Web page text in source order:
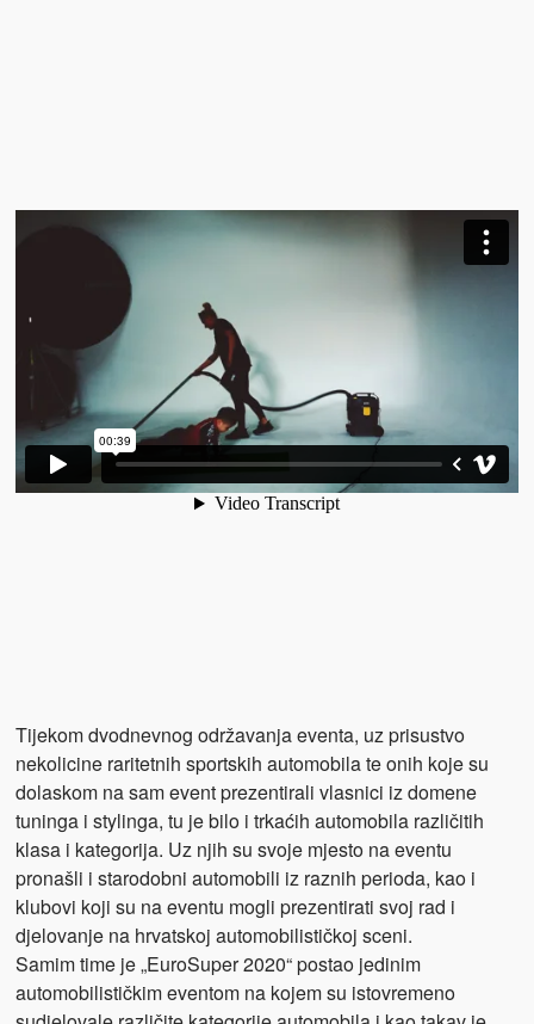
Tijekom dvodnevnog održavanja eventa, uz prisustvo
nekolicine raritetnih sportskih automobila te onih koje su
dolaskom na sam event prezentirali vlasnici iz domene
tuninga i stylinga, tu je bilo i trkaćih automobila različitih
klasa i kategorija. Uz njih su svoje mjesto na eventu
pronašli i starodobni automobili iz raznih perioda, kao i
klubovi koji su na eventu mogli prezentirati svoj rad i
djelovanje na hrvatskoj automobilističkoj sceni.
Samim time je „EuroSuper 2020“ postao jedinim
automobilističkim eventom na kojem su istovremeno